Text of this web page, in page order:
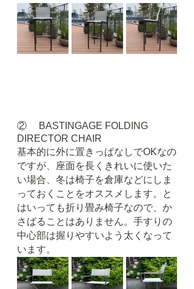
②     BASTINGAGE FOLDING
DIRECTOR CHAIR
基本的に外に置きっぱなしでOKなの
ですが、座面を長くきれいに使いた
い場合、冬は椅子を倉庫などにしま
っておくことをオススメします。と
はいっても折り畳み椅子なので、か
さばることはありません。手すりの
中心部は握りやすいよう太くなって
います。